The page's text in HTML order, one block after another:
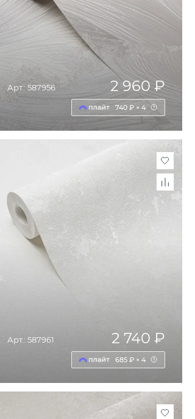
Арт.: 587956 2 960 ₽
740 ₽ × 4
Арт.: 587961 2 740 ₽
685 ₽ × 4
ДОБАВИТЬ В КОРЗИНУ